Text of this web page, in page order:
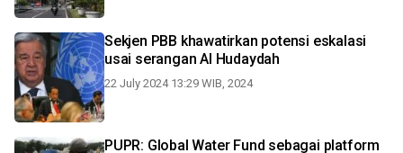
Sekjen PBB khawatirkan potensi eskalasi
usai serangan Al Hudaydah
22 July 2024 13:29 WIB, 2024
PUPR: Global Water Fund sebagai platform